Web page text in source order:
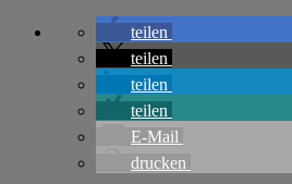
teilen
teilen
teilen
teilen
E-Mail
drucken